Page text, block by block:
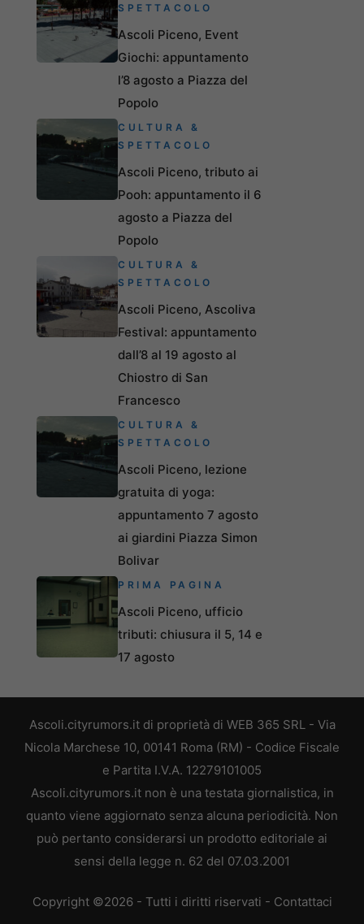
SPETTACOLO
Ascoli Piceno, Event
Giochi: appuntamento
l’8 agosto a Piazza del
Popolo
CULTURA &
SPETTACOLO
Ascoli Piceno, tributo ai
Pooh: appuntamento il 6
agosto a Piazza del
Popolo
CULTURA &
SPETTACOLO
Ascoli Piceno, Ascoliva
Festival: appuntamento
dall’8 al 19 agosto al
Chiostro di San
Francesco
CULTURA &
SPETTACOLO
Ascoli Piceno, lezione
gratuita di yoga:
appuntamento 7 agosto
ai giardini Piazza Simon
Bolivar
PRIMA PAGINA
Ascoli Piceno, ufficio
tributi: chiusura il 5, 14 e
17 agosto
Ascoli.cityrumors.it di proprietà di WEB 365 SRL - Via
Nicola Marchese 10, 00141 Roma (RM) - Codice Fiscale
e Partita I.V.A. 12279101005
Ascoli.cityrumors.it non è una testata giornalistica, in
quanto viene aggiornato senza alcuna periodicità. Non
può pertanto considerarsi un prodotto editoriale ai
sensi della legge n. 62 del 07.03.2001
Copyright ©2026 - Tutti i diritti riservati - Contattaci